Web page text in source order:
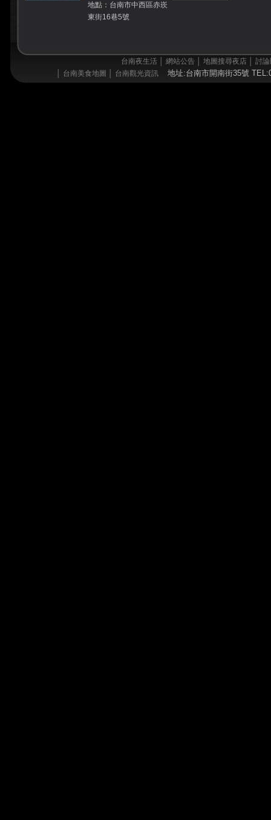
地點：台南市中西區赤崁
東街16巷5號
台南夜生活│ 網站公告│ 地圖搜尋夜店│ 討論
台南美食地圖 台南觀光資訊 地址:台南市開南街35號